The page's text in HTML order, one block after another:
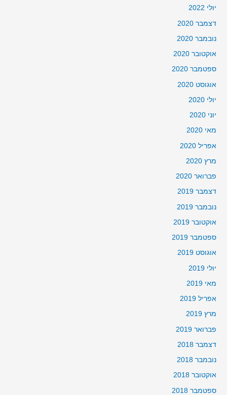
יולי 2022
דצמבר 2020
נובמבר 2020
אוקטובר 2020
ספטמבר 2020
אוגוסט 2020
יולי 2020
יוני 2020
מאי 2020
אפריל 2020
מרץ 2020
פברואר 2020
דצמבר 2019
נובמבר 2019
אוקטובר 2019
ספטמבר 2019
אוגוסט 2019
יולי 2019
מאי 2019
אפריל 2019
מרץ 2019
פברואר 2019
דצמבר 2018
נובמבר 2018
אוקטובר 2018
ספטמבר 2018